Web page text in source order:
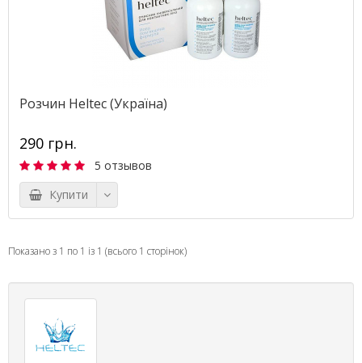
Розчин Heltec (Україна)
290 грн.
5 отзывов
Купити
Показано з 1 по 1 із 1 (всього 1 сторінок)